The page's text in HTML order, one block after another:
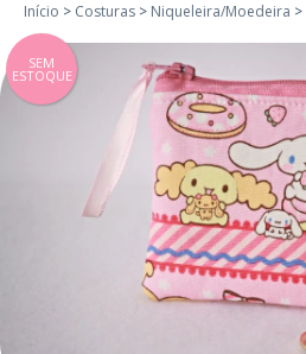
Início > Costuras > Niqueleira/Moedeira >
SEM
ESTOQUE